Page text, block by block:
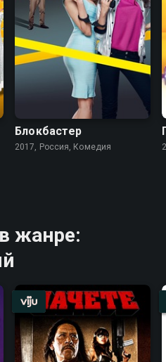
Блокбастер
2017, Россия, Комедия
жанре: